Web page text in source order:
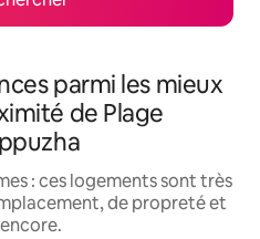
parmi les mieux
de Plage
: ces logements sont très
de propreté et